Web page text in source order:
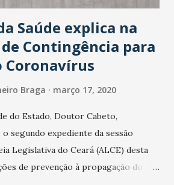
Saúde explica na
de Contingência para
Coronavírus
Braga março 17, 2020
do Estado, Doutor Cabeto,
segundo expediente da sessão
Legislativa do Ceará (ALCE) desta
de prevenção à propagação do